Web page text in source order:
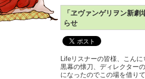
「ヱヴァンゲリヲン新
らせ
Lifeリスナーの皆様、こんに
黒幕の懐刀、ディレクター
になったのでこの場を借り